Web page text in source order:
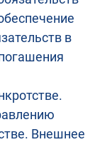
в
Внешнее